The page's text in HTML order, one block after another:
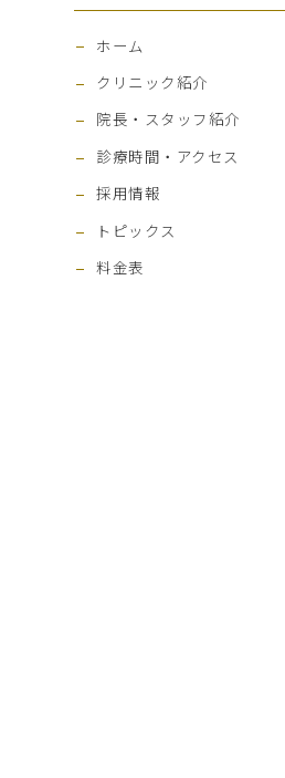
ホーム
クリニック紹介
院長・スタッフ紹介
診療時間・アクセス
採用情報
トピックス
料金表